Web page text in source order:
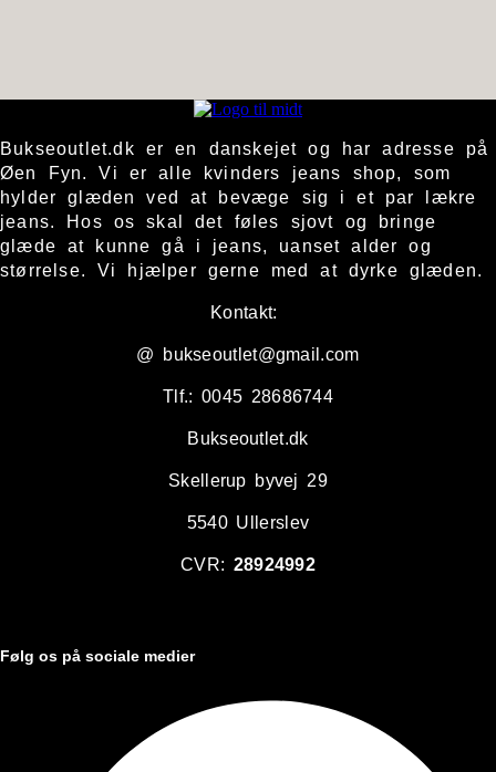
Bukseoutlet.dk er en danskejet og har adresse på
Øen Fyn. Vi er alle kvinders jeans shop, som
hylder glæden ved at bevæge sig i et par lækre
jeans. Hos os skal det føles sjovt og bringe
glæde at kunne gå i jeans, uanset alder og
størrelse. Vi hjælper gerne med at dyrke glæden.
Kontakt:
@ bukseoutlet@gmail.com
Tlf.: 0045 28686744
Bukseoutlet.dk
Skellerup byvej 29
5540 Ullerslev
CVR: 28924992
Følg os på sociale medier